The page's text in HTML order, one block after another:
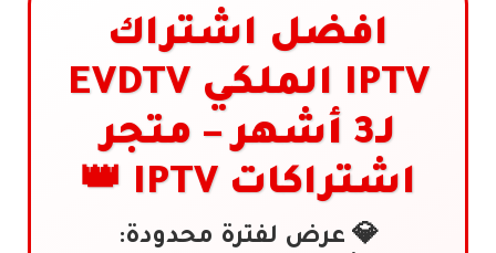
افضل اشتراك
IPTV الملكي EVDTV
لـ3 أشهر – متجر
اشتراكات IPTV 👑
💎 عرض لفترة محدودة: